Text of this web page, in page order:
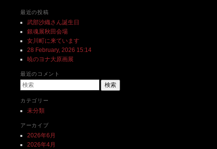
最近の投稿
武部沙織さん誕生日
銀魂展秋田会場
女川町に来ています
28 February, 2026 15:14
暁のヨナ大原画展
最近のコメント
検索
カテゴリー
未分類
アーカイブ
2026年6月
2026年4月